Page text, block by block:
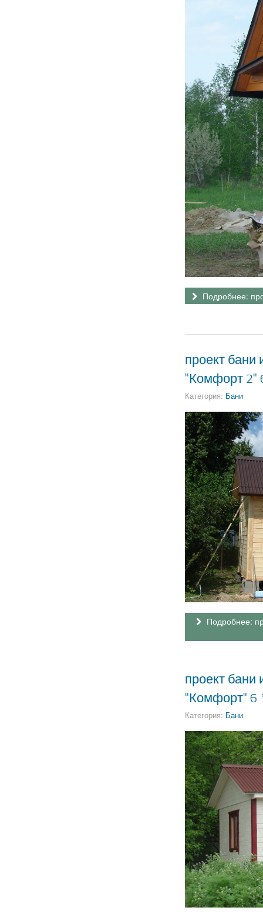
Подробнее:
проект бани
"Комфорт 2"
Категория: Бани
Подробнее:
проект бани
"Комфорт" 6
Категория: Бани